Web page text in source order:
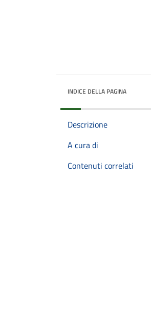
INDICE DELLA PAGINA
Descrizione
A cura di
Contenuti correlati